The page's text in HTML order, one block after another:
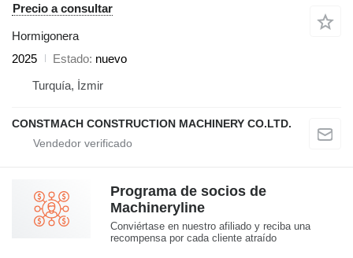
Precio a consultar
Hormigonera
2025
Estado nuevo
Turquía, İzmir
CONSTMACH CONSTRUCTION MACHINERY CO.LTD.
Programa de socios de
Machineryline
Conviértase en nuestro afiliado y reciba una
recompensa por cada cliente atraído